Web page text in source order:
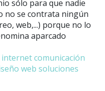
sólo para que nadie
no se contrata ningún
web,...) porque no lo
aparcado
comunicación
web soluciones